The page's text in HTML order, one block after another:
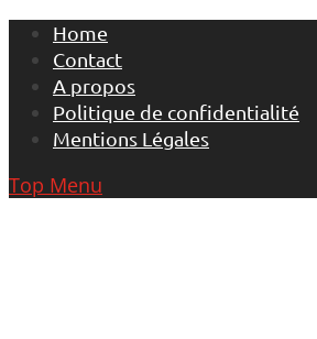
Skip
content
Home
Contact
A propos
Politique de confidentialité
Mentions Légales
Top Menu